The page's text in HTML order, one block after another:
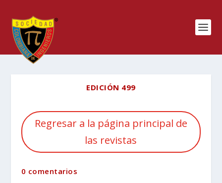
EDICIÓN 499
Regresar a la página principal de
las revistas
0 comentarios